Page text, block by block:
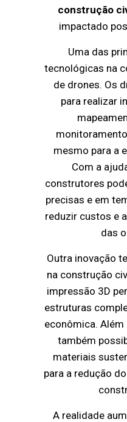
construção
impactado
Uma das
tecnológicas na
de drones. Os
para realizar
mesmo para a
Com a
construtores
precisas e em
reduzir custos e
das
Outra inovação
na construção
impressão 3D
estruturas
econômica.
também
materiais
para a redução
A realidade